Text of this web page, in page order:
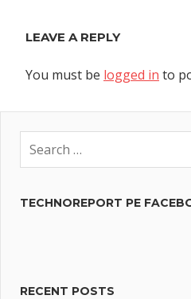
LEAVE A REPLY
You must be logged in to
TECHNOREPORT PE
RECENT POSTS